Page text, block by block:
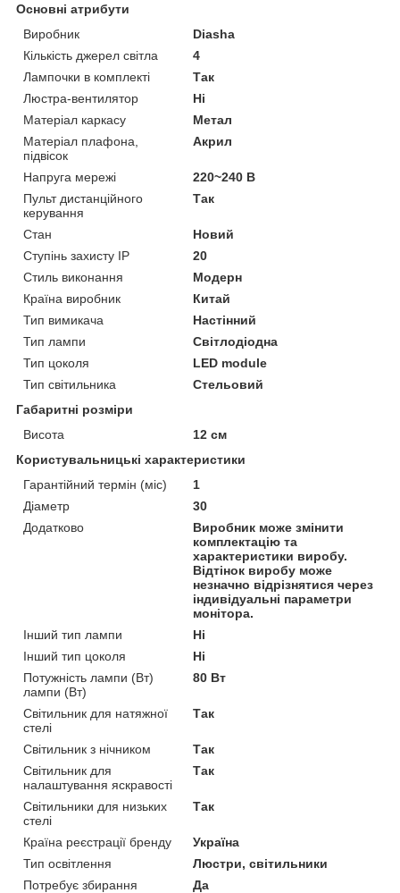
Основні атрибути
Виробник
Diasha
Кількість джерел світла
4
Лампочки в комплекті
Так
Люстра-вентилятор
Ні
Матеріал каркасу
Метал
Матеріал плафона,
підвісок
Акрил
Напруга мережі
220~240 В
Пульт дистанційного
керування
Так
Стан
Новий
Ступінь захисту IP
20
Стиль виконання
Модерн
Країна виробник
Китай
Тип вимикача
Настінний
Тип лампи
Світлодіодна
Тип цоколя
LED module
Тип світильника
Стельовий
Габаритні розміри
Висота
12 см
Користувальницькі характеристики
Гарантійний термін (міс)
1
Діаметр
30
Додатково
Виробник може змінити
комплектацію та
характеристики виробу.
Відтінок виробу може
незначно відрізнятися через
індивідуальні параметри
монітора.
Інший тип лампи
Ні
Інший тип цоколя
Ні
Потужність лампи (Вт)
лампи (Вт)
80 Вт
Світильник для натяжної
стелі
Так
Світильник з нічником
Так
Світильник для
налаштування яскравості
Так
Світильники для низьких
стелі
Так
Країна реєстрації бренду
Україна
Тип освітлення
Люстри, світильники
Потребує збирання
Да